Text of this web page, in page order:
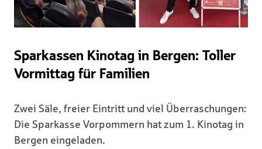
Sparkassen Kinotag in Bergen: Toller
Vormittag für Familien
Zwei Säle, freier Eintritt und viel Überraschungen:
Die Sparkasse Vorpommern hat zum 1. Kinotag in
Bergen eingeladen.